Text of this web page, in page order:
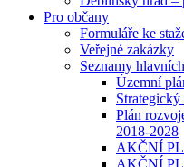
Pro občany
Formuláře ke
Veřejné zakázky
Seznamy
Územní
Strategický
Plán
2018-2028
AKČNÍ
AKČNÍ